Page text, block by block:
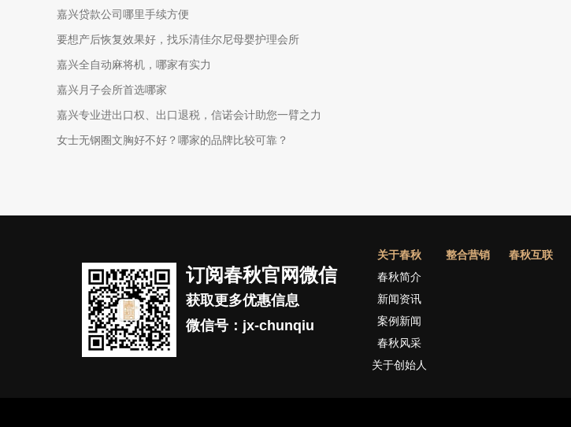
嘉兴贷款公司哪里手续方便
要想产后恢复效果好，找乐清佳尔尼母婴护理会所
嘉兴全自动麻将机，哪家有实力
嘉兴月子会所首选哪家
嘉兴专业进出口权、出口退税，信诺会计助您一臂之力
女士无钢圈文胸好不好？哪家的品牌比较可靠？
订阅春秋官网微信
获取更多优惠信息
微信号：jx-chunqiu
关于春秋
春秋简介
新闻资讯
案例新闻
春秋风采
关于创始人
整合营销 春秋互联